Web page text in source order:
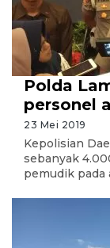
Polda
personel
23 Mei 2019
Kepolisian
sebanyak
pemudik pada